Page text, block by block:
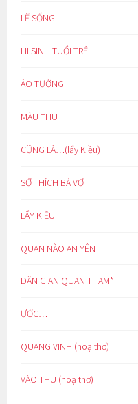
LẼ SỐNG
HI SINH TUỔI TRẺ
ẢO TƯỞNG
MÀU THU
CŨNG LÀ…(lẩy Kiều)
SỞ THÍCH BÁ VƠ
LẨY KIỀU
QUAN NÀO AN YÊN
DÂN GIAN QUAN THAM*
ƯỚC…
QUANG VINH (hoạ thơ)
VÀO THU (hoạ thơ)